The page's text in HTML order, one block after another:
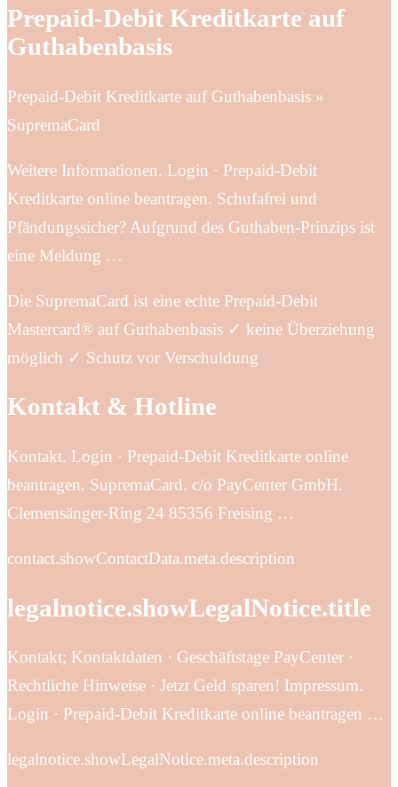
Prepaid-Debit Kreditkarte auf
Guthabenbasis
Prepaid-Debit Kreditkarte auf Guthabenbasis »
SupremaCard
Weitere Informationen. Login · Prepaid-Debit
Kreditkarte online beantragen. Schufafrei und
Pfändungssicher? Aufgrund des Guthaben-Prinzips ist
eine Meldung …
Die SupremaCard ist eine echte Prepaid-Debit
Mastercard® auf Guthabenbasis ✓ keine Überziehung
möglich ✓ Schutz vor Verschuldung
Kontakt & Hotline
Kontakt. Login · Prepaid-Debit Kreditkarte online
beantragen. SupremaCard. c/o PayCenter GmbH.
Clemensänger-Ring 24 85356 Freising …
contact.showContactData.meta.description
legalnotice.showLegalNotice.title
Kontakt; Kontaktdaten · Geschäftstage PayCenter ·
Rechtliche Hinweise · Jetzt Geld sparen! Impressum.
Login · Prepaid-Debit Kreditkarte online beantragen …
legalnotice.showLegalNotice.meta.description